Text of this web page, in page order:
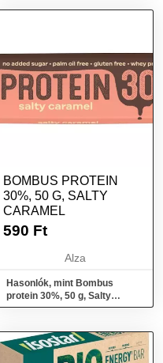
BOMBUS PROTEIN
30%, 50 G, SALTY
CARAMEL
590 Ft
Alza
Hasonlók, mint Bombus
protein 30%, 50 g, Salty
caramel